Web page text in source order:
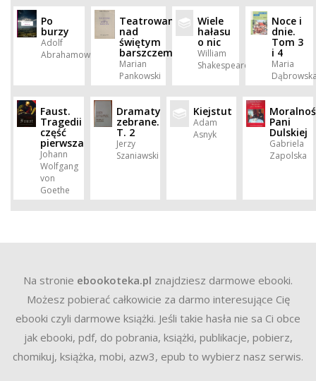
Po
burzy
Adolf
Abrahamowicz
Teatrowanie
nad
świętym
barszczem
Marian
Pankowski
Wiele
hałasu
o nic
William
Shakespeare
Noce i
dnie.
Tom 3
i 4
Maria
Faust.
Tragedii
część
pierwsza
Johann
Wolfgang
von
Goethe
Dramaty
zebrane.
T. 2
Jerzy
Szaniawski
Kiejstut
Adam
Asnyk
Pani
Dulskiej
Gabriela
Zapolska
Na stronie ebookoteka.pl znajdziesz darmowe ebooki.
Możesz pobierać całkowicie za darmo interesujące Cię
ebooki czyli darmowe książki. Jeśli takie hasła nie sa Ci obce
jak ebooki, pdf, do pobrania, książki, publikacje, pobierz,
chomikuj, książka, mobi, azw3, epub to wybierz nasz serwis.